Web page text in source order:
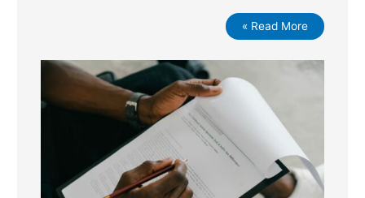
Read More »